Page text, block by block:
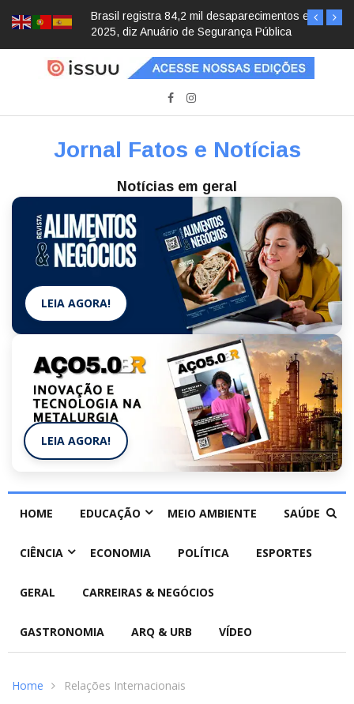
Brasil registra 84,2 mil desaparecimentos em
2025, diz Anuário de Segurança Pública
Jornal Fatos e Notícias
Notícias em geral
LEIA AGORA!
LEIA AGORA!
HOME EDUCAÇÃO MEIO AMBIENTE SAÚDE
CIÊNCIA ECONOMIA POLÍTICA ESPORTES
GERAL CARREIRAS & NEGÓCIOS
GASTRONOMIA ARQ & URB VÍDEO
Home Relações Internacionais